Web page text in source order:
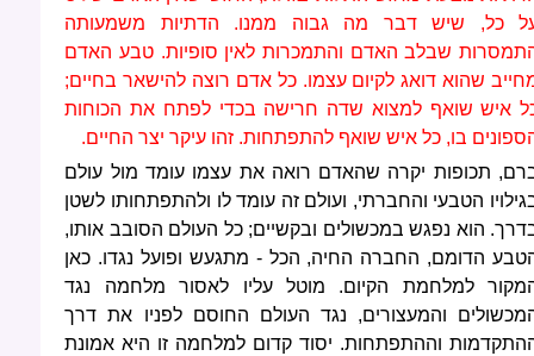
כל, שיש דבר מה גבוה ממנו. הדתיות משמעותה
שבלב האדם והתמכרות לאין סופיות. טבע האדם
שהוא דואג לקיום עצמו. כל אדם רוצה להישאר בחיים;
איש שואף למצוא שדה חרישה בכדי לפתח את הכוחות
בו, כל איש שואף להתפתחות. זהו עיקר יצר החיים.
תכופות יקרה שהאדם רואה את עצמו עומד מול עולם
הטבעי והחברתי, ועולם זה עומד לו ולהתפתחותו לשטן
הוא נפגש במכשולים ובקשיים; כל העולם הסובב אותו,
הדומם, החברה החיה, הכל - מתגעש ופועל נגדו. כאן
למלחמת הקיום. מוטל עליו לאסור מלחמה נגד
והמעצורים, נגד העולם החוסם לפניו את דרך
וההתפתחות. יסוד קדום למלחמה זו היא אמונת